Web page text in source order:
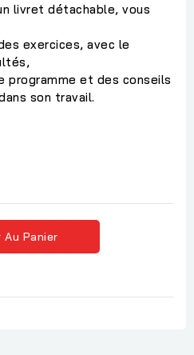
livret détachable, vous
exercices, avec le
programme et des conseils
son travail.
Au Panier